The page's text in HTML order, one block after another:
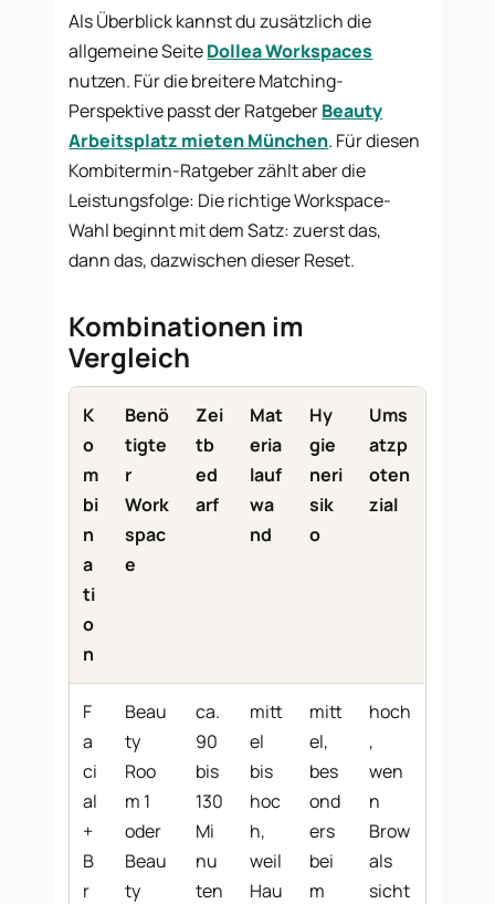
Als Überblick kannst du zusätzlich die
allgemeine SeiteDollea Workspaces
nutzen. Für die breitere Matching-
Perspektive passt der RatgeberBeauty
Arbeitsplatz mieten München. Für diesen
Kombitermin-Ratgeber zählt aber die
Leistungsfolge: Die richtige Workspace-
Wahl beginnt mit dem Satz: zuerst das,
dann das, dazwischen dieser Reset.
Kombinationen im
Vergleich
K
o
m
bi
n
a
ti
o
n
Benö
tigte
r
Work
spac
e
Zei
tb
ed
arf
Mat
eria
lauf
wa
nd
Hy
gie
neri
sik
o
Ums
atzp
oten
zial
F
a
ci
al
+
B
r
Beau
ty
Roo
m 1
oder
Beau
ty
ca.
90
bis
130
Mi
nu
ten
mitt
el
bis
hoc
h,
weil
Hau
mitt
el,
bes
ond
ers
bei
m
hoch
,
wen
n
Brow
als
sicht